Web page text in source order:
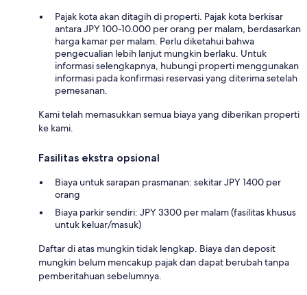
Pajak kota akan ditagih di properti. Pajak kota berkisar
antara JPY 100-10.000 per orang per malam, berdasarkan
harga kamar per malam. Perlu diketahui bahwa
pengecualian lebih lanjut mungkin berlaku. Untuk
informasi selengkapnya, hubungi properti menggunakan
informasi pada konfirmasi reservasi yang diterima setelah
pemesanan.
Kami telah memasukkan semua biaya yang diberikan properti
ke kami.
Fasilitas ekstra opsional
Biaya untuk sarapan prasmanan: sekitar JPY 1400 per
orang
Biaya parkir sendiri: JPY 3300 per malam (fasilitas khusus
untuk keluar/masuk)
Daftar di atas mungkin tidak lengkap. Biaya dan deposit
mungkin belum mencakup pajak dan dapat berubah tanpa
pemberitahuan sebelumnya.